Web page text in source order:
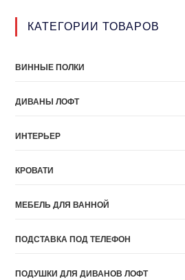
КАТЕГОРИИ ТОВАРОВ
ВИННЫЕ ПОЛКИ
ДИВАНЫ ЛОФТ
ИНТЕРЬЕР
КРОВАТИ
МЕБЕЛЬ ДЛЯ ВАННОЙ
ПОДСТАВКА ПОД ТЕЛЕФОН
ПОДУШКИ ДЛЯ ДИВАНОВ ЛОФТ